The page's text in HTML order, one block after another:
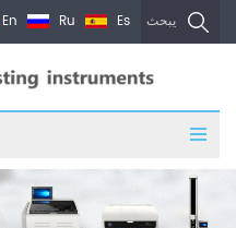
يبحث En Ru Es